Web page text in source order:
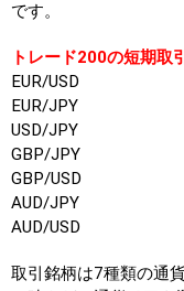
です。
トレード200の短期取
EUR/USD
EUR/JPY
USD/JPY
GBP/JPY
GBP/USD
AUD/JPY
AUD/USD
取引銘柄は7種類の通